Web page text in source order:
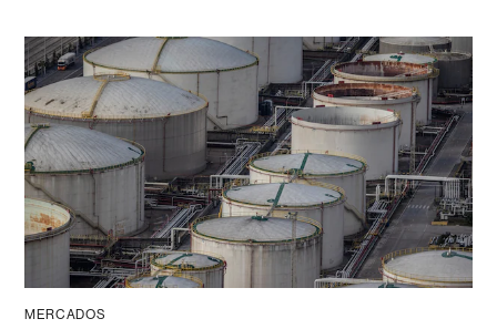
MERCADOS